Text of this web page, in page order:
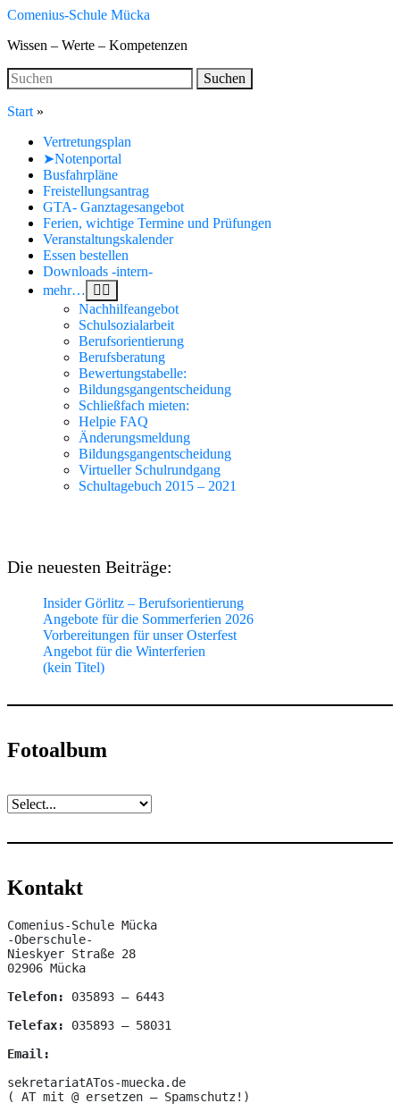
Skip
main
Comenius-Schule Mücka
Wissen – Werte – Kompetenzen
Search
for:
Suchen
Start »
Vertretungsplan
➤Notenportal
Busfahrpläne
Freistellungsantrag
GTA- Ganztagesangebot
Ferien, wichtige Termine und Prüfungen
Veranstaltungskalender
Essen bestellen
Downloads -intern-
mehr…
Nachhilfeangebot
Schulsozialarbeit
Berufsorientierung
Berufsberatung
Bewertungstabelle:
Bildungsgangentscheidung
Schließfach mieten:
Helpie FAQ
Änderungsmeldung
Bildungsgangentscheidung
Virtueller Schulrundgang
Schultagebuch 2015 – 2021
Die neuesten Beiträge:
Insider Görlitz – Berufsorientierung
Angebote für die Sommerferien 2026
Vorbereitungen für unser Osterfest
Angebot für die Winterferien
(kein Titel)
Fotoalbum
Kontakt
Comenius-Schule Mücka
-Oberschule-
Nieskyer Straße 28
02906 Mücka
Telefon:
035893 – 6443
Telefax: 035893 – 58031
Email:
sekretariatATos-muecka.de
( AT mit @ ersetzen – Spamschutz!)